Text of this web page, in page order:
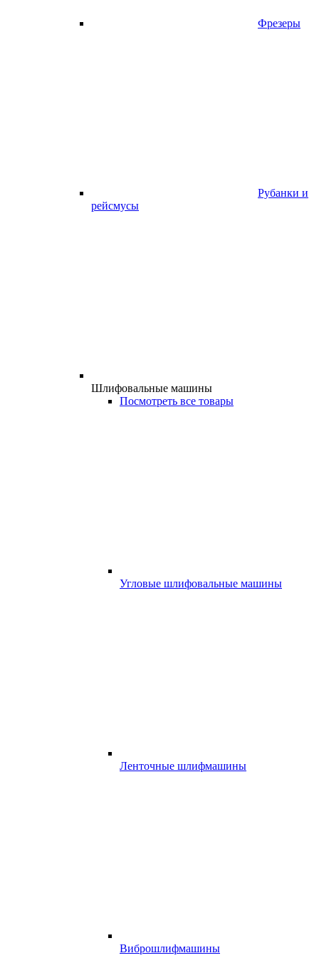
Фрезеры
Рубанки и
рейсмусы
Шлифовальные машины
Посмотреть все товары
Угловые шлифовальные машины
Ленточные шлифмашины
Виброшлифмашины